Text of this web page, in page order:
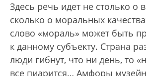
Здесь речь идет не столько о
сколько о моральных
слово «мораль» может быть
к данному субъекту. Страна
люди гибнут, что ни день, то
все пиарится… Амфоры